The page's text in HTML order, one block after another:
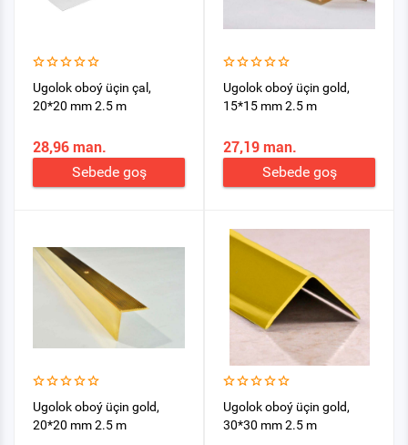
Ugolok oboý üçin çal,
20*20 mm 2.5 m
28,96 man.
Sebede goş
Ugolok oboý üçin gold,
15*15 mm 2.5 m
27,19 man.
Sebede goş
Ugolok oboý üçin gold,
20*20 mm 2.5 m
Ugolok oboý üçin gold,
30*30 mm 2.5 m